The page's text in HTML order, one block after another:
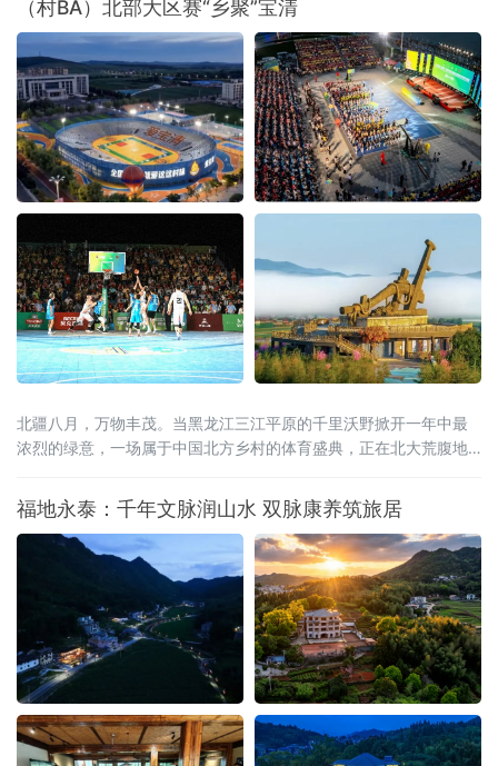
（村BA）北部大区赛“乡聚”宝清
北疆八月，万物丰茂。当黑龙江三江平原的千里沃野掀开一年中最
浓烈的绿意，一场属于中国北方乡村的体育盛典，正在北大荒腹地
BA）北部大区赛，将在黑龙江省宝清县燃情启幕。这是村BA大区赛
的炽热季风首次吹度山海关，深入广袤的东北粮仓。届时，来自北
京、天津、河北、山西、内蒙古、辽宁、吉林、山东、新疆、黑龙
福地永泰：千年文脉润山水 双脉康养筑旅居